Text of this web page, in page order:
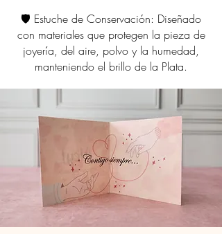
🛡️ Estuche de Conservación: Diseñado
con materiales que protegen la pieza de
joyería, del aire, polvo y la humedad,
manteniendo el brillo de la Plata.